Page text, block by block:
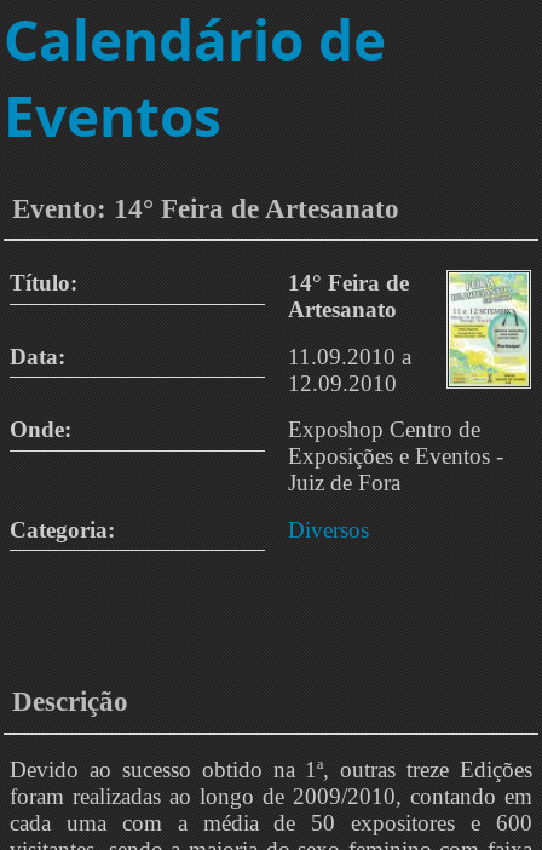
Calendário de
Eventos
Evento: 14° Feira de Artesanato
Título:
14° Feira de
Artesanato
Data:
11.09.2010 a
12.09.2010
Onde:
Exposhop Centro de
Exposições e Eventos -
Juiz de Fora
Categoria:
Diversos
Descrição
Devido ao sucesso obtido na 1ª, outras treze Edições
foram realizadas ao longo de 2009/2010, contando em
cada uma com a média de 50 expositores e 600